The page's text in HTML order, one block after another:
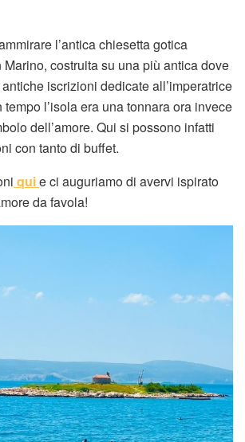
l’antica chiesetta gotica
costruita su una più antica dove
iscrizioni dedicate all’imperatrice
l’isola era una tonnara ora invece
dell’amore. Qui si possono infatti
con tanto di buffet.
quie ci auguriamo di avervi ispirato
da favola!